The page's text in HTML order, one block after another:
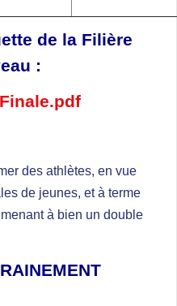
de la Filière
:
des athlètes, en vue
de jeunes, et à terme
menant à bien un double